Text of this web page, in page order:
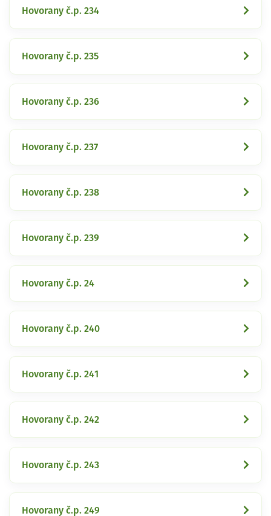
Hovorany č.p. 234
Hovorany č.p. 235
Hovorany č.p. 236
Hovorany č.p. 237
Hovorany č.p. 238
Hovorany č.p. 239
Hovorany č.p. 24
Hovorany č.p. 240
Hovorany č.p. 241
Hovorany č.p. 242
Hovorany č.p. 243
Hovorany č.p. 249